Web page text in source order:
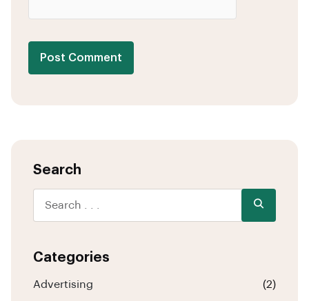
Post Comment
Search
Categories
Advertising (2)